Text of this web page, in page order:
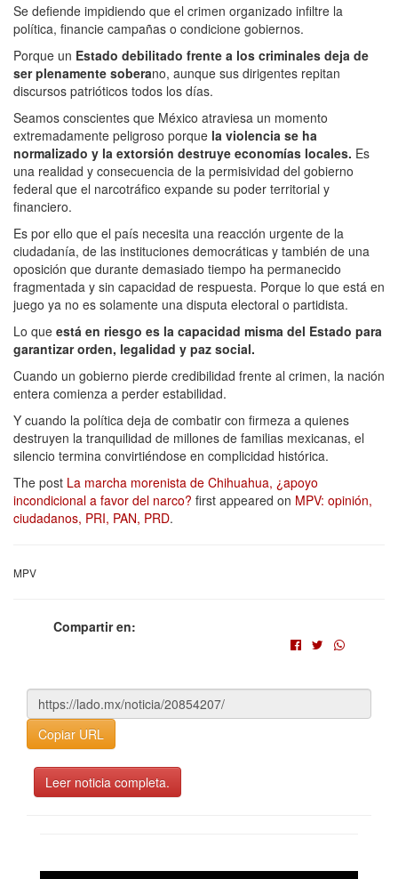
Se defiende impidiendo que el crimen organizado infiltre la
política, financie campañas o condicione gobiernos.
Porque un Estado debilitado frente a los criminales deja de
ser plenamente soberano, aunque sus dirigentes repitan
discursos patrióticos todos los días.
Seamos conscientes que México atraviesa un momento
extremadamente peligroso porque la violencia se ha
normalizado y la extorsión destruye economías locales. Es
una realidad y consecuencia de la permisividad del gobierno
federal que el narcotráfico expande su poder territorial y
financiero.
Es por ello que el país necesita una reacción urgente de la
ciudadanía, de las instituciones democráticas y también de una
oposición que durante demasiado tiempo ha permanecido
fragmentada y sin capacidad de respuesta. Porque lo que está en
juego ya no es solamente una disputa electoral o partidista.
Lo que está en riesgo es la capacidad misma del Estado para
garantizar orden, legalidad y paz social.
Cuando un gobierno pierde credibilidad frente al crimen, la nación
entera comienza a perder estabilidad.
Y cuando la política deja de combatir con firmeza a quienes
destruyen la tranquilidad de millones de familias mexicanas, el
silencio termina convirtiéndose en complicidad histórica.
The post La marcha morenista de Chihuahua, ¿apoyo
incondicional a favor del narco? first appeared on MPV: opinión,
ciudadanos, PRI, PAN, PRD.
MPV
Compartir en:
Copiar URL
Leer noticia completa.